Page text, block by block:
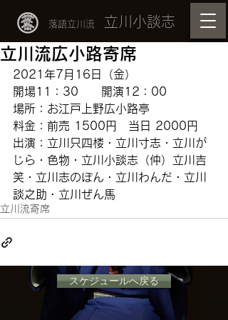
落語立川流 立川小談志
立川流広小路寄席
2021年7月16日（金）
開場11：30　　開演12：00
場所：お江戸上野広小路亭
料金：前売 1500円　当日 2000円
出演：立川只四楼・立川寸志・立川が
じら・色物・立川小談志（仲）立川吉
笑・立川志のぽん・立川わんだ・立川
談之助・立川ぜん馬
立川流寄席
スケジュールへ戻る